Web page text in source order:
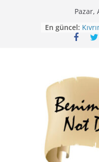
Pazar,
En güncel: